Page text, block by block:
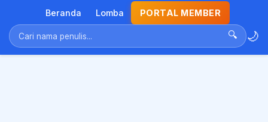
Beranda Lomba PORTAL MEMBER
🔍 🌙